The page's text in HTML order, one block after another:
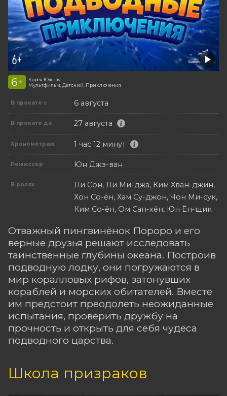
6 +
Корея Южная
Мультфильм, Детский, Приключения
В прокате с 6 августа
В прокате до 27 августа
Хронометраж 1 час 12 минут
Режиссер Юн Джэ-ван
В ролях
Ли Сон, Ли Ми-джа, Ким Хван-джин,
Хон Со-ён, Хам Су-джон, Чон Ми-сук,
Ким Со-ён, Ом Сан-хён, Юн Ён-щик
Отважный пингвинёнок Пороро и его
верные друзья решают исследовать
таинственные глубины океана. Построив
подводную лодку, они погружаются в
мир коралловых рифов, затонувших
кораблей и морских обитателей. Вместе
им предстоит преодолеть неожиданные
испытания, проверить дружбу на
прочность и открыть для себя чудеса
подводного царства.
Школа призраков